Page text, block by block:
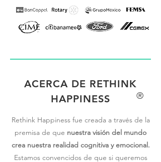
ACERCA DE RETHINK
HAPPINESS
®
Rethink Happiness fue creada a través de la
premisa de que nuestra visión del mundo
crea nuestra realidad cognitiva y emocional.
Estamos convencidos de que si queremos